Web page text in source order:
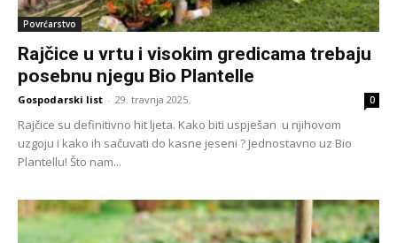
Povrćarstvo
Rajčice u vrtu i visokim gredicama trebaju
posebnu njegu Bio Plantelle
Gospodarski list - 29. travnja 2025. 0
Rajčice su definitivno hit ljeta. Kako biti uspješan u njihovom
uzgoju i kako ih sačuvati do kasne jeseni ? Jednostavno uz Bio
Plantellu! Što nam...